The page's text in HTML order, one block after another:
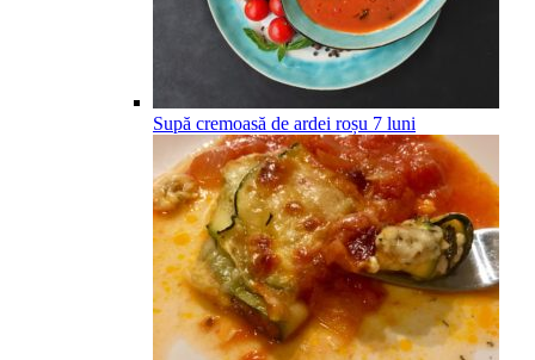
Supă cremoasă de ardei roșu 7 luni